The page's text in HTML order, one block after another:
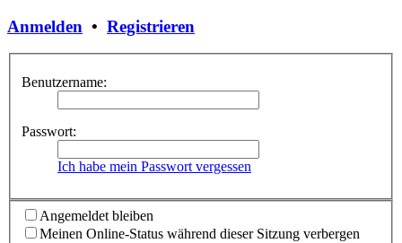
Anmelden • Registrieren
Benutzername:
Passwort:
Ich habe mein Passwort vergessen
Angemeldet bleiben
Meinen Online-Status während dieser Sitzung verbergen